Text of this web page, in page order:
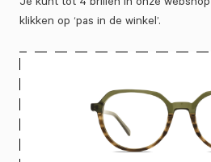
Je kunt tot 4 brillen in onze
klikken op ‘pas in de winkel’.